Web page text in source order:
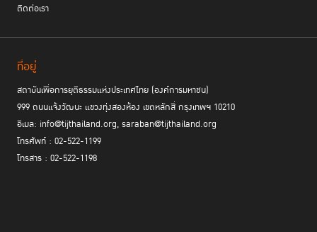
ติดต่อเรา
ที่อยู่
สถาบันเพื่อการยุติธรรมแห่งประเทศไทย (องค์การมหาชน)
999 ถนนแจ้งวัฒนะ แขวงทุ่งสองห้อง เขตหลักสี่ กรุงเทพฯ 10210
อีเมล: info@tijthailand.org, saraban@tijthailand.org
โทรศัพท์ : 02-522-1199
โทรสาร : 02-522-1198